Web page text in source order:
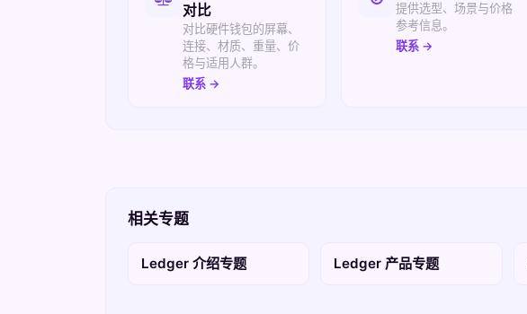
对比
对比硬件钱包的屏幕、
连接、材质、重量、价
格与适用人群。
联系 →
提供选型、场景与价格
参考信息。
联系 →
相关专题
Ledger 介绍专题 Ledger 产品专题